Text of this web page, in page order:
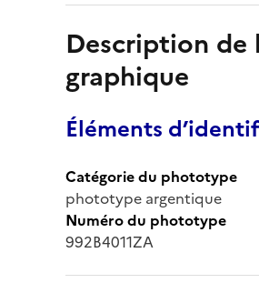
Description
graphique
Éléments
Catégorie du phototype
phototype argentique
Numéro du phototype
992B4011ZA